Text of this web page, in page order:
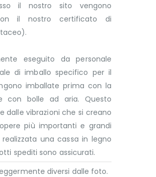
il nostro sito vengono
il nostro certificato di
eseguito da personale
di imballo specifico per il
imballate prima con la
con bolle ad aria. Questo
dalle vibrazioni che si creano
più importanti e grandi
una cassa in legno
spediti sono assicurati.
diversi dalle foto.